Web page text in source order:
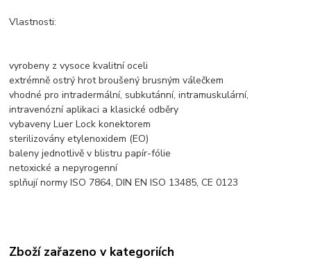
Vlastnosti:
vyrobeny z vysoce kvalitní oceli
extrémně ostrý hrot broušený brusným válečkem
vhodné pro intradermální, subkutánní, intramuskulární,
intravenózní aplikaci a klasické odběry
vybaveny Luer Lock konektorem
sterilizovány etylenoxidem (EO)
baleny jednotlivě v blistru papír-fólie
netoxické a nepyrogenní
splňují normy ISO 7864, DIN EN ISO 13485, CE 0123
Zboží zařazeno v kategoriích